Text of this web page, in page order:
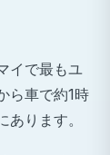
イで最もユ
ら車で約1時
ります。